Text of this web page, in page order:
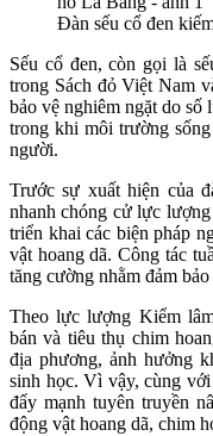
Đàn sếu cổ đen
Sếu cổ đen, còn gọi là
trong Sách đỏ Việt Nam
bảo vệ nghiêm ngặt do số
trong khi môi trường
người.
Trước sự xuất hiện của
nhanh chóng cử lực
triển khai các biện pháp
vật hoang dã. Công tác
tăng cường nhằm đảm
Theo lực lượng Kiểm
bán và tiêu thụ chim
địa phương, ảnh hưởng
sinh học. Vì vậy, cùng
đẩy mạnh tuyên truyền
động vật hoang dã, chim